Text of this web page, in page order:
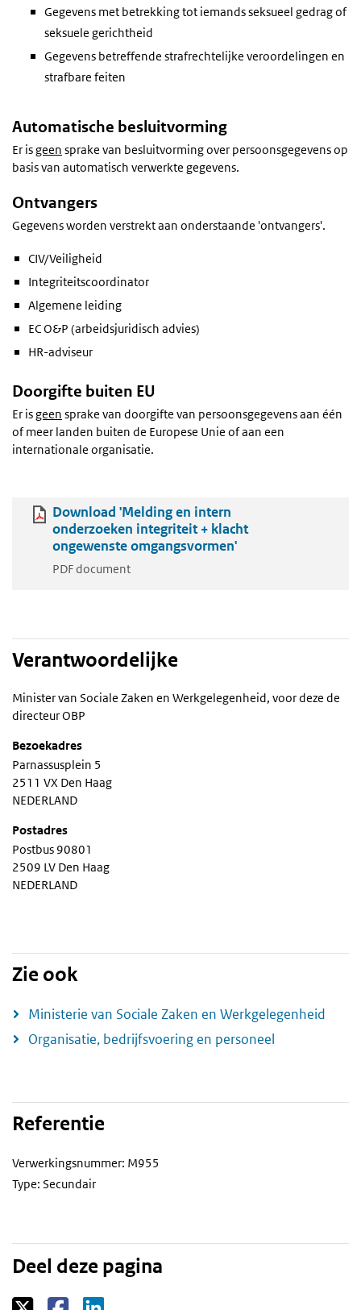
Gegevens met betrekking tot iemands seksueel gedrag of
seksuele gerichtheid
Gegevens betreffende strafrechtelijke veroordelingen en
strafbare feiten
Automatische besluitvorming
Er isgeen sprake van besluitvorming over persoonsgegevens op
basis van automatisch verwerkte gegevens.
Ontvangers
Gegevens worden verstrekt aan onderstaande 'ontvangers'.
CIV/Veiligheid
Integriteitscoordinator
Algemene leiding
EC O&P (arbeidsjuridisch advies)
HR-adviseur
Doorgifte buiten EU
Er isgeen sprake van doorgifte van persoonsgegevens aan één
of meer landen buiten de Europese Unie of aan een
internationale organisatie.
Download 'Melding en intern
onderzoeken integriteit + klacht
ongewenste omgangsvormen'
PDF document
Verantwoordelijke
Minister van Sociale Zaken en Werkgelegenheid, voor deze de
directeur OBP
Bezoekadres
Parnassusplein 5
2511 VX Den Haag
NEDERLAND
Postadres
Postbus 90801
2509 LV Den Haag
NEDERLAND
Zie ook
Ministerie van Sociale Zaken en Werkgelegenheid
Organisatie, bedrijfsvoering en personeel
Referentie
Verwerkingsnummer: M955
Type: Secundair
Deel deze pagina